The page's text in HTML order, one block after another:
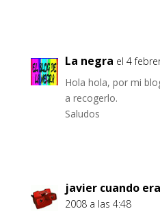
La negra el 4
Hola hola, por mi
a recogerlo.
Saludos
javier cuando
2008 a las 4:48